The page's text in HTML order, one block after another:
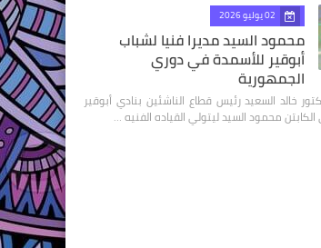
02 يوليو 2026
محمود السيد مديرا فنيا لشباب
أبوقير للأسمدة في دوري
الجمهورية
خالد السعيد رئيس قطاع الناشئين بنادي أبوقير
محمود السيد ليتولي القياده الفنيه …